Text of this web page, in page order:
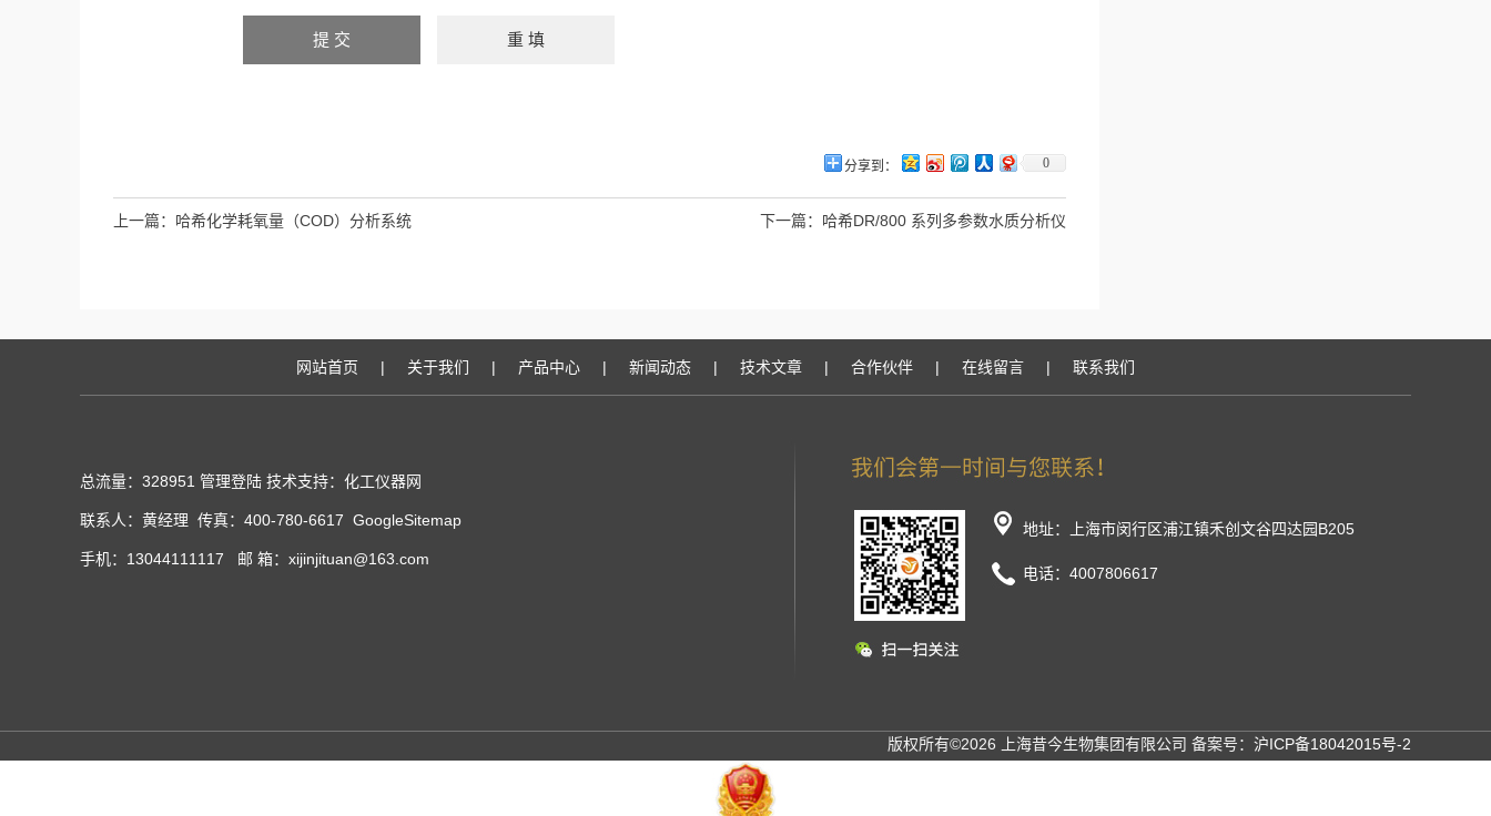
分享到： 0
上一篇： 哈希化学耗氧量（COD）分析系统 下一篇： 哈希DR/800 系列多参数水质分析仪
网站首页 | 关于我们 | 产品中心 | 新闻动态 | 技术文章 | 合作伙伴 | 在线留言 | 联系我们
总流量：328951 管理登陆 技术支持：化工仪器网
联系人：黄经理 传真：400-780-6617 GoogleSitemap
手机：13044111117 邮 箱：xijinjituan@163.com
地址：上海市闵行区浦江镇禾创文谷四达园B205
电话：4007806617
版权所有©2026 上海昔今生物集团有限公司 备案号： 沪ICP备18042015号-2